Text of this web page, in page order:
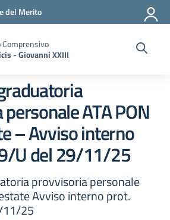
del Merito
- Giovanni XXIII
ATA PON
– Avviso interno
U del 29/11/25
provvisoria personale
Avviso interno prot.
11/25